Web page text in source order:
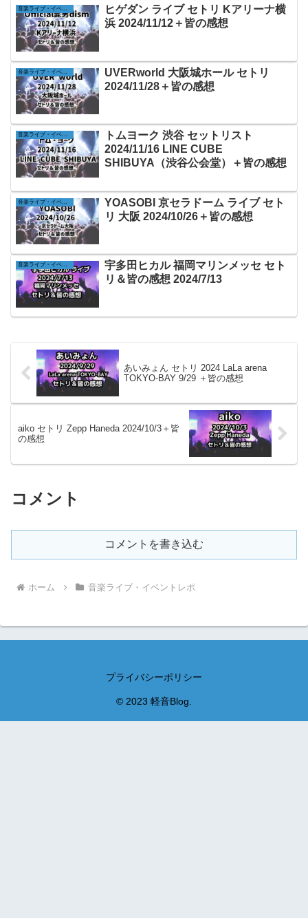
音楽ライブ・イベントレポ
ヒゲダン ライブ セトリ Kアリーナ横
浜 2024/11/12＋皆の感想
UVERworld 大阪城ホール セトリ
2024/11/28＋皆の感想
音楽ライブ・イベントレポ
トムヨーク 渋谷 セットリスト
2024/11/16 LINE CUBE
SHIBUYA（渋谷公会堂）＋皆の感想
YOASOBI 京セラドーム ライブ セト
リ 大阪 2024/10/26＋皆の感想
宇多田ヒカル 福岡マリンメッセ セト
リ＆皆の感想 2024/7/13
あいみょん セトリ 2024 LaLa arena
TOKYO-BAY 9/29 ＋皆の感想
aiko セトリ Zepp Haneda 2024/10/3＋皆
の感想
コメント
コメントを書き込む
ホーム 音楽ライブ・イベントレポ
プライバシーポリシー
© 2023 軽音Blog.